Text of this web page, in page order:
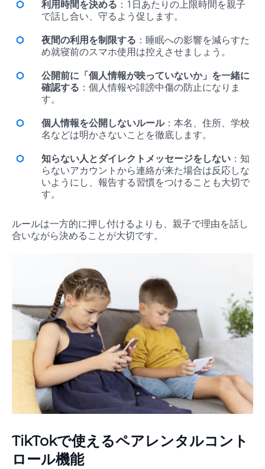
利用時間を決める ：1日あたりの上限時間を親子
で話し合い、守るよう促します。
夜間の利用を制限する ：睡眠への影響を減らすた
め就寝前のスマホ使用は控えさせましょう。
公開前に「個人情報が映っていないか」を一緒に
確認する ：個人情報や誹謗中傷の防止になりま
す。
個人情報を公開しないルール：本名、住所、学校
名などは明かさないことを徹底します。
知らない人とダイレクトメッセージをしない ：知
らないアカウントから連絡が来た場合は反応しな
いようにし、報告する習慣をつけることも大切で
す。
ルールは一方的に押し付けるよりも、親子で理由を話し
合いながら決めることが大切です。
TikTokで使えるペアレンタルコント
ロール機能